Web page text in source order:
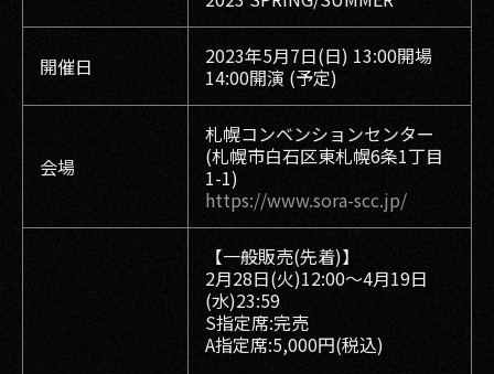
開催日
2023年5月7日(日) 13:00開場
14:00開演 (予定)
会場
札幌コンベンションセンター
(札幌市白石区東札幌6条1丁目
1-1)
https://www.sora-scc.jp/
【一般販売(先着)】
2月28日(火)12:00～4月19日
(水)23:59
S指定席:完売
A指定席:5,000円(税込)